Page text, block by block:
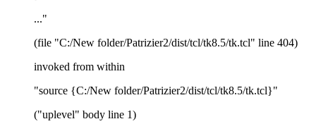
..."
(file "C:/New folder/Patrizier2/dist/tcl/tk8.5/tk.tcl" line 404)
invoked from within
"source {C:/New folder/Patrizier2/dist/tcl/tk8.5/tk.tcl}"
("uplevel" body line 1)